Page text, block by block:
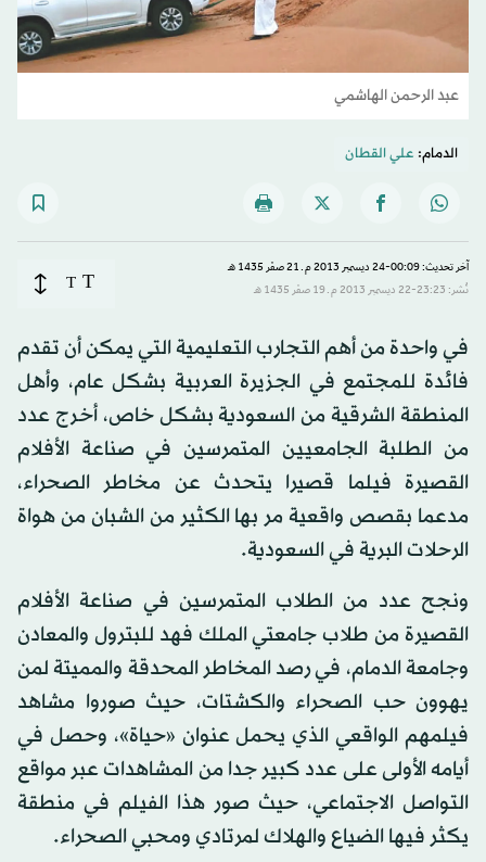
عبد الرحمن الهاشمي
الدمام: علي القطان
آخر تحديث: 00:09-24 ديسمبر 2013 م ـ 21 صفَر 1435 هـ
نُشر: 23:23-22 ديسمبر 2013 م ـ 19 صفَر 1435 هـ
T
T
في واحدة من أهم التجارب التعليمية التي يمكن أن تقدم
فائدة للمجتمع في الجزيرة العربية بشكل عام، وأهل
المنطقة الشرقية من السعودية بشكل خاص، أخرج عدد
من الطلبة الجامعيين المتمرسين في صناعة الأفلام
القصيرة فيلما قصيرا يتحدث عن مخاطر الصحراء،
مدعما بقصص واقعية مر بها الكثير من الشبان من هواة
الرحلات البرية في السعودية.
ونجح عدد من الطلاب المتمرسين في صناعة الأفلام
القصيرة من طلاب جامعتي الملك فهد للبترول والمعادن
وجامعة الدمام، في رصد المخاطر المحدقة والمميتة لمن
يهوون حب الصحراء والكشتات، حيث صوروا مشاهد
فيلمهم الواقعي الذي يحمل عنوان «حياة»، وحصل في
أيامه الأولى على عدد كبير جدا من المشاهدات عبر مواقع
التواصل الاجتماعي، حيث صور هذا الفيلم في منطقة
يكثر فيها الضياع والهلاك لمرتادي ومحبي الصحراء.